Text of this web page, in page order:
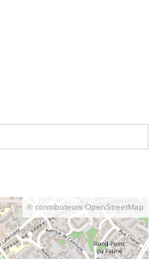
© contributeurs OpenStreetMap